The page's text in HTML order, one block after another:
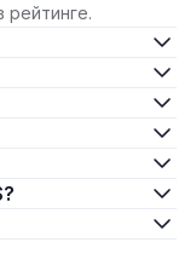
известным
и штатах:
самой